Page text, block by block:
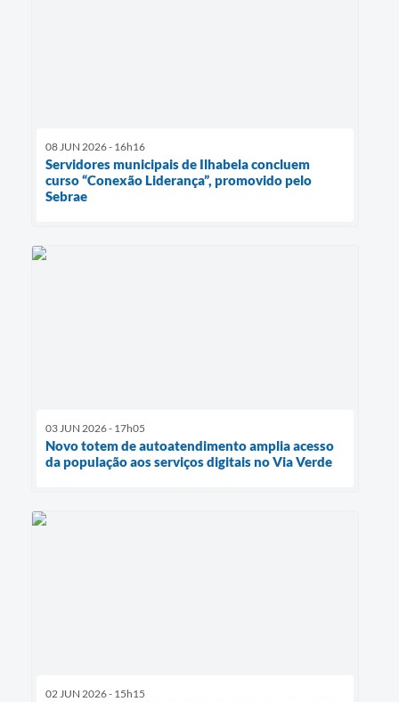
08 JUN 2026 - 16h16
Servidores municipais de Ilhabela concluem
curso “Conexão Liderança”, promovido pelo
Sebrae
03 JUN 2026 - 17h05
Novo totem de autoatendimento amplia acesso
da população aos serviços digitais no Via Verde
02 JUN 2026 - 15h15